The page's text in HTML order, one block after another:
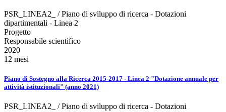
PSR_LINEA2_ / Piano di sviluppo di ricerca - Dotazioni
dipartimentali - Linea 2
Progetto
Responsabile scientifico
2020
12 mesi
Piano di Sostegno alla Ricerca 2015-2017 - Linea 2 "Dotazione annuale per
attività istituzionali" (anno 2021)
PSR_LINEA2_ / Piano di sviluppo di ricerca - Dotazioni